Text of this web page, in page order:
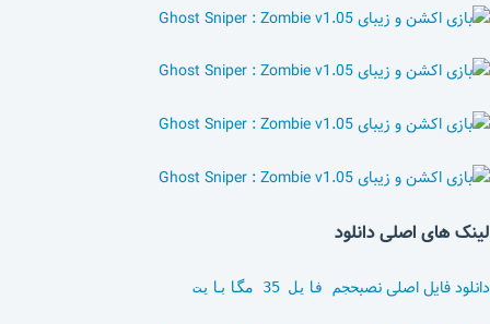
لینک های اصلی دانلود
دانلود فایل اصلی نصبحجم فایل 35 مگابایت